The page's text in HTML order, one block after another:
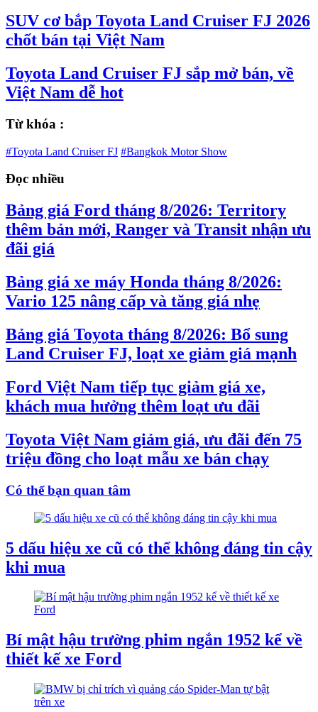
SUV cơ bắp Toyota Land Cruiser FJ 2026
chốt bán tại Việt Nam
Toyota Land Cruiser FJ sắp mở bán, về
Việt Nam dễ hot
Từ khóa :
#Toyota Land Cruiser FJ #Bangkok Motor Show
Đọc nhiều
Bảng giá Ford tháng 8/2026: Territory
thêm bản mới, Ranger và Transit nhận ưu
đãi giá
Bảng giá xe máy Honda tháng 8/2026:
Vario 125 nâng cấp và tăng giá nhẹ
Bảng giá Toyota tháng 8/2026: Bổ sung
Land Cruiser FJ, loạt xe giảm giá mạnh
Ford Việt Nam tiếp tục giảm giá xe,
khách mua hưởng thêm loạt ưu đãi
Toyota Việt Nam giảm giá, ưu đãi đến 75
triệu đồng cho loạt mẫu xe bán chạy
Có thể bạn quan tâm
5 dấu hiệu xe cũ có thể không đáng tin cậy
khi mua
Bí mật hậu trường phim ngắn 1952 kể về
thiết kế xe Ford